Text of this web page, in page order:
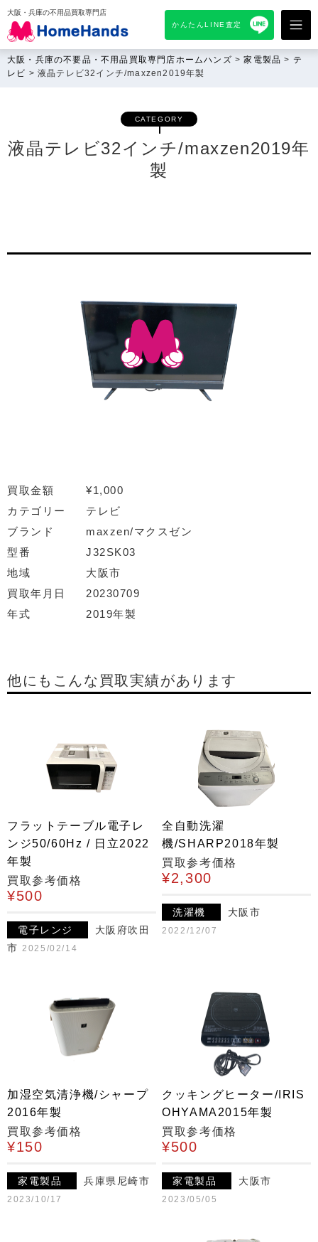
大阪・兵庫の不用品買取専門店
かんたんLINE査定
大阪・兵庫の不要品・不用品買取専門店ホームハンズ >家電製品 > テ
レビ >液晶テレビ32インチ/maxzen2019年製
CATEGORY
液晶テレビ32インチ/maxzen2019年
製
買取金額
¥1,000
カテゴリー
テレビ
ブランド
maxzen/マクスゼン
型番
J32SK03
地域
大阪市
買取年月日
20230709
年式
2019年製
他にもこんな買取実績があります
フラットテーブル電子レ
ンジ50/60Hz / 日立2022
年製
買取参考価格
¥500
電子レンジ
大阪府吹田
市 2025/02/14
全自動洗濯
機/SHARP2018年製
買取参考価格
¥2,300
洗濯機 大阪市
2022/12/07
加湿空気清浄機/シャープ
2016年製
買取参考価格
¥150
家電製品 兵庫県尼崎市
2023/10/17
クッキングヒーター/IRIS
OHYAMA2015年製
買取参考価格
¥500
家電製品 大阪市
2023/05/05